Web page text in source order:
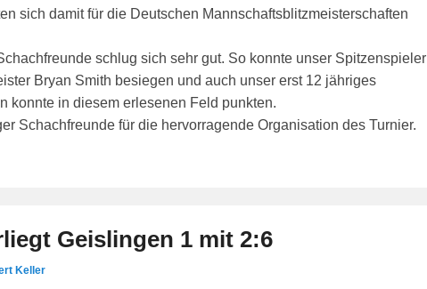
sich damit für die Deutschen Mannschaftsblitzmeisterschaften
schlug sich sehr gut. So konnte unser Spitzenspieler
Bryan Smith besiegen und auch unser erst 12 jähriges
konnte in diesem erlesenen Feld punkten.
Schachfreunde für die hervorragende Organisation des Turnier.
Geislingen 1 mit 2:6
Keller